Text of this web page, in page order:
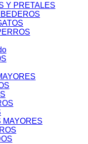
Y PRETALES
MAYORES